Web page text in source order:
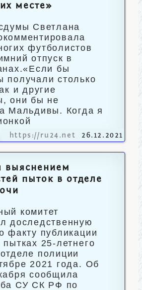
месте»
Светлана
футболистов
отпуск в
бы
получали столько
и другие
они бы не
Мальдивы. Когда я
https://ru24.net 26.12.2021
выяснением
пыток в отделе
комитет
доследственную
факту публикации
25-летнего
полиции
2021 года. Об
сообщила
СУ СК РФ по